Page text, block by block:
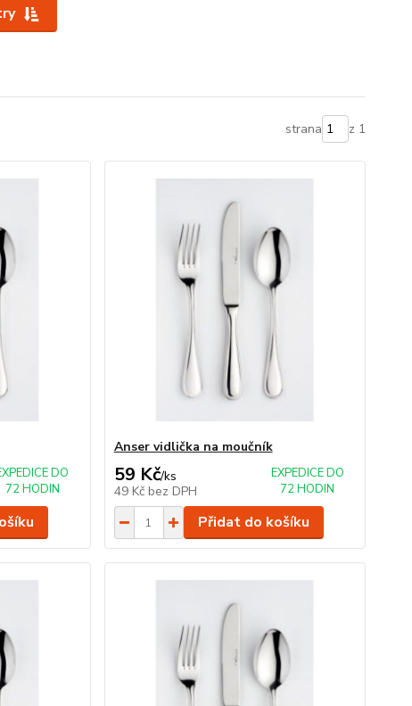
strana z 1
DO
72 HODIN
Anser vidlička na moučník
59 Kč/ks
49 Kč bez DPH
EXPEDICE DO
72 HODIN
Přidat do košíku